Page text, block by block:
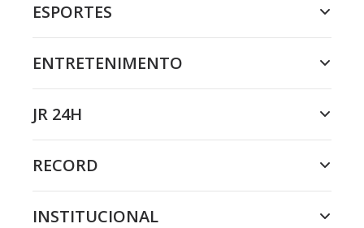
ESPORTES
ENTRETENIMENTO
JR 24H
RECORD
INSTITUCIONAL